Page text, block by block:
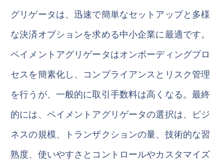
グリゲータは、迅速で簡単なセットアップと多様
な決済オプションを求める中小企業に最適です。
ペイメントアグリゲータはオンボーディングプロ
セスを簡素化し、コンプライアンスとリスク管理
を行うが、一般的に取引手数料は高くなる。最終
的には、ペイメントアグリゲータの選択は、ビジ
ネスの規模、トランザクションの量、技術的な習
熟度、使いやすさとコントロールやカスタマイズ